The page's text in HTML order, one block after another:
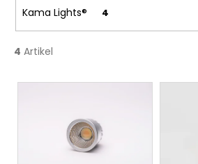
n
g
Kama Lights® 4
4 Artikel
L